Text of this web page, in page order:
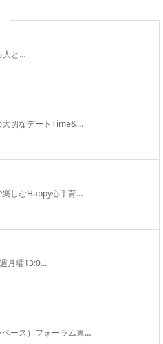
人と…
大切なデートTime&…
楽しむHappy心手育…
月曜13:0…
ース）フォーラム東…